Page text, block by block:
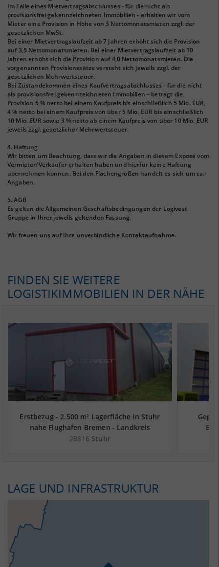
Im Falle eines Mietvertragsabschlusses - für die nicht als
provisionsfrei gekennzeichneten Immobilien - erhalten wir vom
Mieter eine Provision in Höhe von 3 Nettomonatsmieten zzgl. der
gesetzlichen MwSt.
Bei einer Mietvertragslaufzeit ab 7 Jahren erhöht sich die Provision
auf 3,5 Nettomonatsmieten. Bei einer Mietvertragslaufzeit ab 10
Jahren erhöht sich die Provision auf 4,0 Nettomonatsmieten. Die
vorgenannten Provisionssätze versteht sich jeweils zzgl. der
gesetzlichen Mehrwertsteuer.
Bei Zustandekommen eines Kaufvertragsabschlusses - für die nicht
als provisionsfrei gekennzeichneten Immobilien – betragt die
Provision 5 % netto bei einem Kaufpreis bis einschließlich 5 Mio. EUR,
4 % netto bei einem Kaufpreis von über 5 Mio. EUR bis einschließlich
10 Mio. EUR sowie 3 % netto ab einem Kaufpreis von über 10 Mio. EUR
jeweils zzgl. gesetzlicher Mehrwertsteuer.
4. Haftung
Wir bitten um Beachtung, dass wir die Angaben in diesem Exposé vom
Vermieter/Verkäufer erhalten haben und hierfür keine Haftung
übernehmen können. Bei den Flächengrößen handelt es sich um ca.-
Angaben.
5. AGB
Es gelten die Allgemeinen Geschäftsbedingungen der Logivest
Gruppe in Ihrer jeweils geltenden Fassung.
Wir freuen uns auf Ihre unverbindliche Kontaktaufnahme.
FINDEN SIE WEITERE
LOGISTIKIMMOBILIEN IN DER NÄHE
Erstbezug - 2.500 m² Lagerfläche in Stuhr
nahe Flughafen Bremen - Landkreis
Diepholz
28816 Stuhr
LAGE UND INFRASTRUKTUR